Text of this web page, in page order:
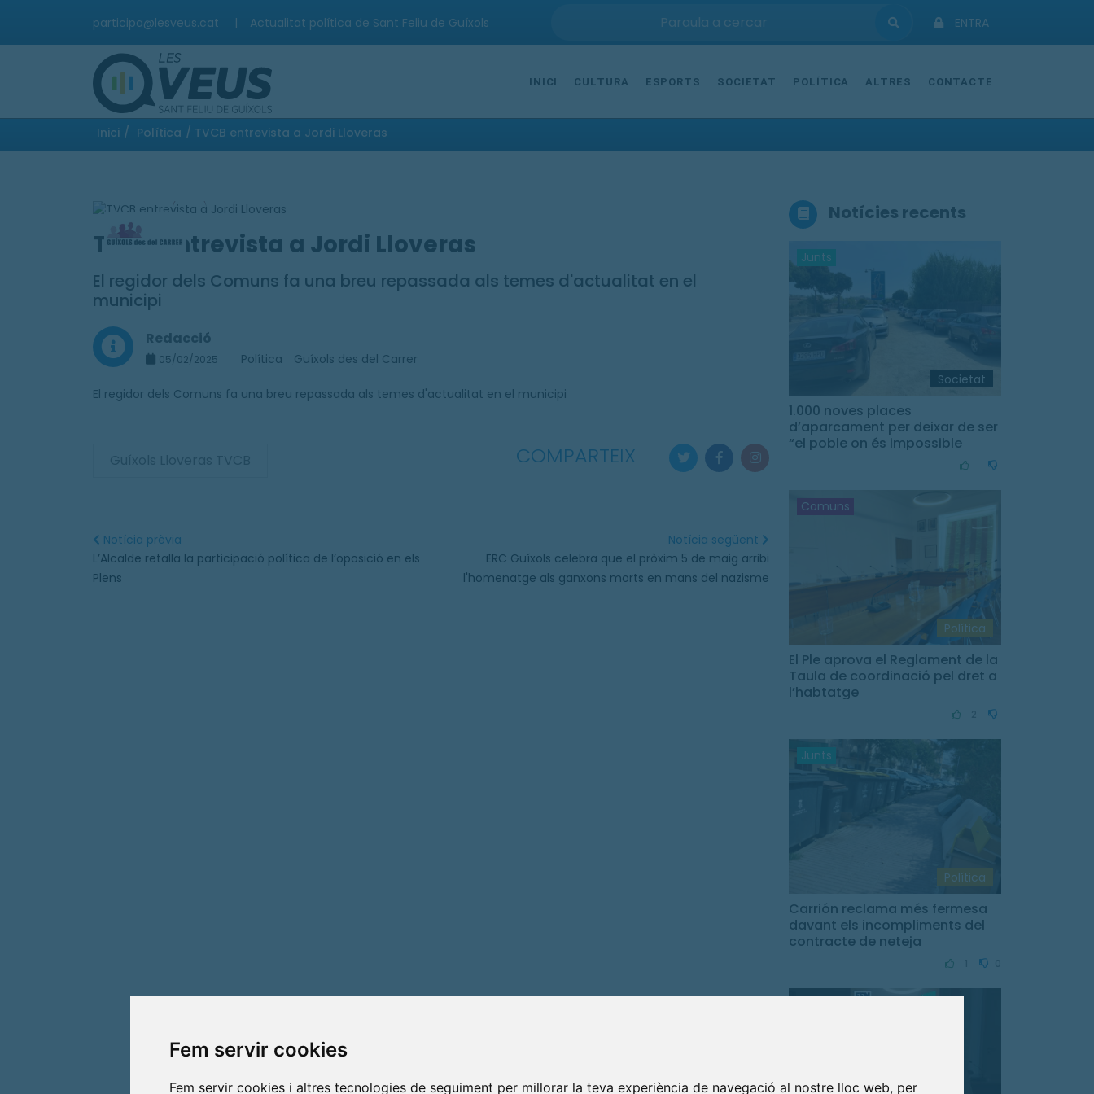
Fem servir cookies
Fem servir cookies i altres tecnologies de seguiment per millorar la teva experiència de navegació al nostre lloc web, per
participa@lesveus.cat | Actualitat política de Sant Feliu de Guíxols ENTRA
INICI CULTURA ESPORTS SOCIETAT POLÍTICA ALTRES CONTACTE
Inici / Política / TVCB entrevista a Jordi Lloveras
TVCB entrevista a Jordi Lloveras
El regidor dels Comuns fa una breu repassada als temes d'actualitat en el
municipi
Redacció
05/02/2025 Política Guíxols des del Carrer
El regidor dels Comuns fa una breu repassada als temes d'actualitat en el municipi
COMPARTEIX
Notícia prèvia
L’Alcalde retalla la participació política de l’oposició en els
Plens
Notícia següent
ERC Guíxols celebra que el pròxim 5 de maig arribi
l'homenatge als ganxons morts en mans del nazisme
Notícies recents
Junts
Societat
1.000 noves places
d’aparcament per deixar de ser
“el poble on és impossible
Comuns
Política
El Ple aprova el Reglament de la
Taula de coordinació pel dret a
l’habtatge
Junts
Política
Carrión reclama més fermesa
davant els incompliments del
contracte de neteja